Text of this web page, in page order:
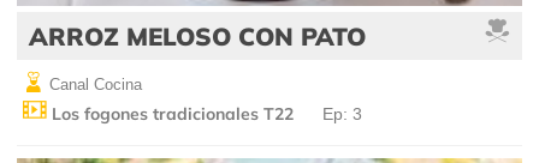
ARROZ MELOSO CON PATO
Canal Cocina
Los fogones tradicionales T22 Ep: 3